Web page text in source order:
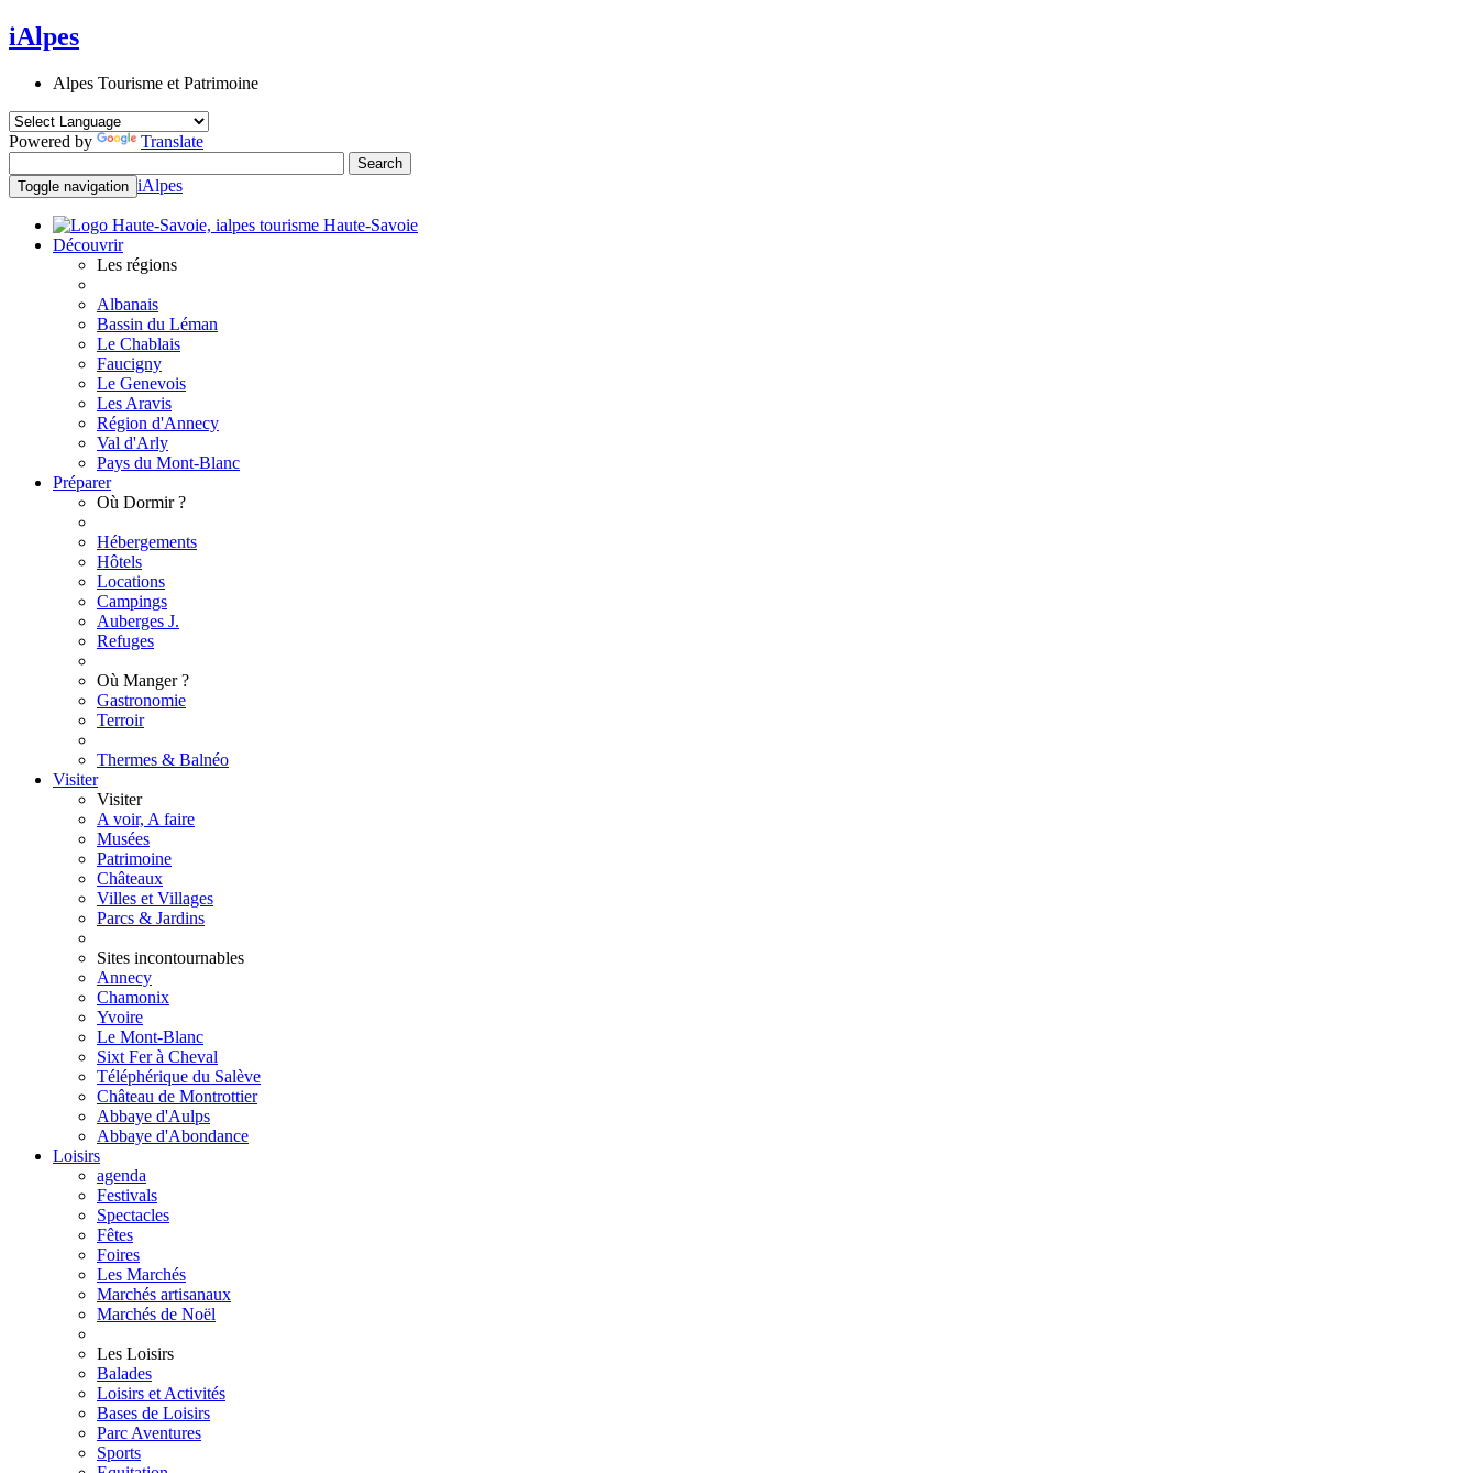
iAlpes
Alpes Tourisme et Patrimoine
Powered by Translate
Toggle navigation iAlpes
Haute-Savoie
Découvrir
Les régions
Albanais
Bassin du Léman
Le Chablais
Faucigny
Le Genevois
Les Aravis
Région d'Annecy
Val d'Arly
Pays du Mont-Blanc
Préparer
Où Dormir ?
Hébergements
Hôtels
Locations
Campings
Auberges J.
Refuges
Où Manger ?
Gastronomie
Terroir
Thermes & Balnéo
Visiter
Visiter
A voir, A faire
Musées
Patrimoine
Châteaux
Villes et Villages
Parcs & Jardins
Sites incontournables
Annecy
Chamonix
Yvoire
Le Mont-Blanc
Sixt Fer à Cheval
Téléphérique du Salève
Château de Montrottier
Abbaye d'Aulps
Abbaye d'Abondance
Loisirs
agenda
Festivals
Spectacles
Fêtes
Foires
Les Marchés
Marchés artisanaux
Marchés de Noël
Les Loisirs
Balades
Loisirs et Activités
Bases de Loisirs
Parc Aventures
Sports